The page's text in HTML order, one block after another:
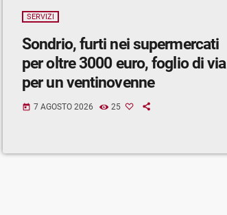
SERVIZI
Sondrio, furti nei supermercati
per oltre 3000 euro, foglio di via
per un ventinovenne
today 7 AGOSTO 2026 25